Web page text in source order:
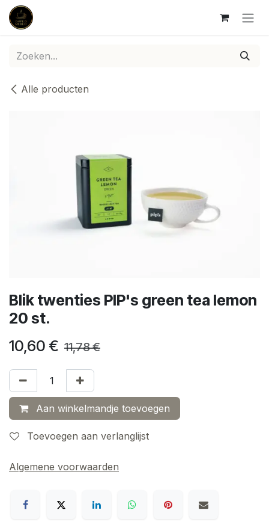
Overslaan naar inhoud
Alle producten
Blik twenties PIP's green tea lemon
20 st.
10,60 € 11,78€
Aan winkelmandje toevoegen
Toevoegen aan verlanglijst
Algemene voorwaarden